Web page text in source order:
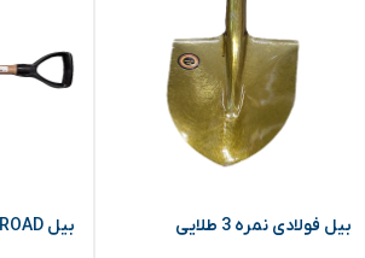
بیل فولادی نمره 3 طلایی بیل OFF ROAD (مهدوی)